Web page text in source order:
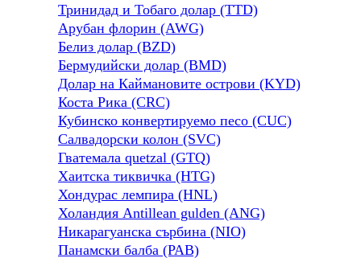
Тринидад и Тобаго долар (TTD)
Арубан флорин (AWG)
Белиз долар (BZD)
Бермудийски долар (BMD)
Долар на Каймановите острови (KYD)
Коста Рика (CRC)
Кубинско конвертируемо песо (CUC)
Салвадорски колон (SVC)
Гватемала quetzal (GTQ)
Хаитска тиквичка (HTG)
Хондурас лемпира (HNL)
Холандия Antillean gulden (ANG)
Никарагуанска сърбина (NIO)
Панамски балба (PAB)